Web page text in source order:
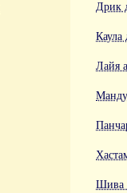
Дрик
Каула
Лайя
Шива